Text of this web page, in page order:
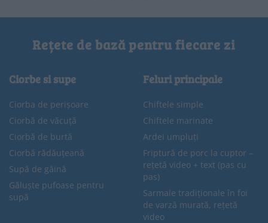
Rețete de bază pentru fiecare zi
Ciorbe si supe
Ciorba de perișoare
Ciorbă de văcuță
Ciorbă de burtă
Ciorbă rădăuțeană
Supă de găină
Găluște pufoase pentru
supă
Feluri principale
Chiftele simple
Chiftele marinate
Ardei umpluți
Friptură de porc la cuptor –
rețetă video + text (pas cu
pas)
Sarmale tradiționale în foi
de varză murată, rețetă
video